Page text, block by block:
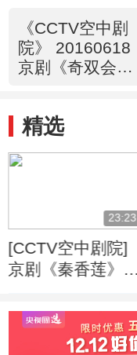
《CCTV空中剧
院》 20160618
京剧《奇双会》
精选
23:23
[CCTV空中剧院]
京剧《秦香莲》